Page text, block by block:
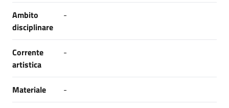
Ambito
disciplinare
-
Corrente
artistica
-
Materiale -